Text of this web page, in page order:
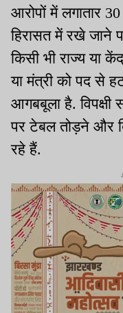
आरोपों में लगातार 30
हिरासत में रखे जाने
किसी भी राज्य या
या मंत्री को पद से
आगबबूला है. विपक्षी
पर टेबल तोड़ने और
रहे हैं.